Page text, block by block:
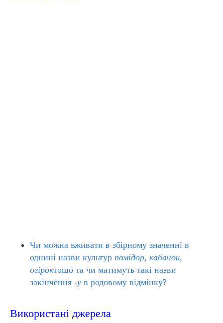
Чи можна вживати в збірному значенні в
однині назви культур помідор, кабачок,
огіроктощо та чи матимуть такі назви
закінчення -у в родовому відмінку?
Використані джерела